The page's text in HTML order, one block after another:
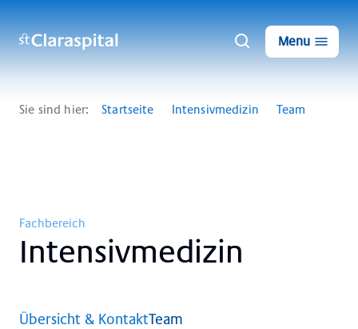
Menu
Sie sind hier: Startseite Intensivmedizin Team
Fachbereich
In­ten­siv­me­di­zin
Übersicht & KontaktTeam